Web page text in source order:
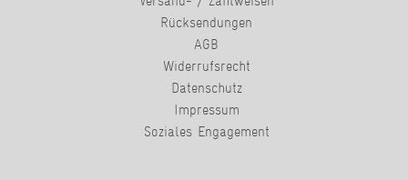
Rücksendungen
AGB
Widerrufsrecht
Datenschutz
Impressum
Soziales Engagement